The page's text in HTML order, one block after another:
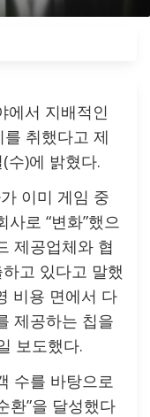
에서 지배적인
취했다고 제
수)에 밝혔다.
이미 게임 중
로 “변화”했으
제공업체와 협
고 있다고 말했
비용 면에서 다
제공하는 칩을
보도했다.
수를 바탕으로
환”을 달성했다